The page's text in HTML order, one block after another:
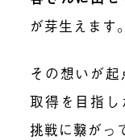
が芽生えます。
その想いが
取得を目指
挑戦に繋がっ